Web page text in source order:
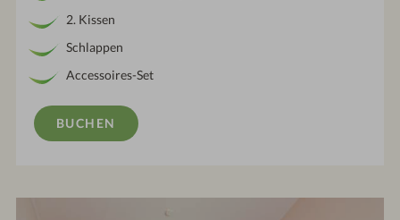
2. Kissen
Schlappen
Accessoires-Set
BUCHEN